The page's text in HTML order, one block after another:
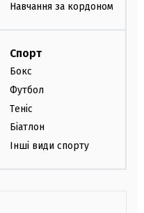
Навчання за кордоном
Спорт
Бокс
Футбол
Теніс
Біатлон
Інші види спорту